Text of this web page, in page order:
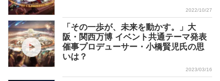
2022/10/27
「その一歩が、未来を動かす。」大
阪・関西万博 イベント共通テーマ発表
催事プロデューサー・小橋賢児氏の思
いは？
2023/03/16